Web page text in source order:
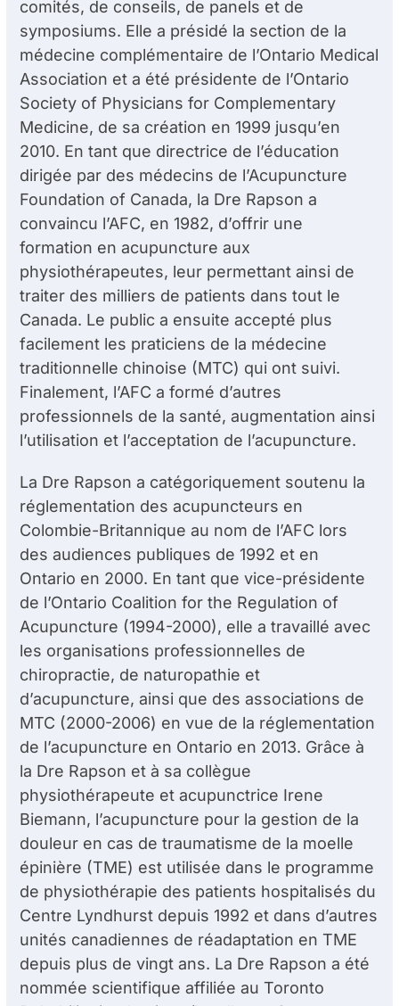
comités, de conseils, de panels et de
symposiums. Elle a présidé la section de la
médecine complémentaire de l’Ontario Medical
Association et a été présidente de l’Ontario
Society of Physicians for Complementary
Medicine, de sa création en 1999 jusqu’en
2010. En tant que directrice de l’éducation
dirigée par des médecins de l’Acupuncture
Foundation of Canada, la Dre Rapson a
convaincu l’AFC, en 1982, d’offrir une
formation en acupuncture aux
physiothérapeutes, leur permettant ainsi de
traiter des milliers de patients dans tout le
Canada. Le public a ensuite accepté plus
facilement les praticiens de la médecine
traditionnelle chinoise (MTC) qui ont suivi.
Finalement, l’AFC a formé d’autres
professionnels de la santé, augmentation ainsi
l’utilisation et l’acceptation de l’acupuncture.
La Dre Rapson a catégoriquement soutenu la
réglementation des acupuncteurs en
Colombie-Britannique au nom de l’AFC lors
des audiences publiques de 1992 et en
Ontario en 2000. En tant que vice-présidente
de l’Ontario Coalition for the Regulation of
Acupuncture (1994-2000), elle a travaillé avec
les organisations professionnelles de
chiropractie, de naturopathie et
d’acupuncture, ainsi que des associations de
MTC (2000-2006) en vue de la réglementation
de l’acupuncture en Ontario en 2013. Grâce à
la Dre Rapson et à sa collègue
physiothérapeute et acupunctrice Irene
Biemann, l’acupuncture pour la gestion de la
douleur en cas de traumatisme de la moelle
épinière (TME) est utilisée dans le programme
de physiothérapie des patients hospitalisés du
Centre Lyndhurst depuis 1992 et dans d’autres
unités canadiennes de réadaptation en TME
depuis plus de vingt ans. La Dre Rapson a été
nommée scientifique affiliée au Toronto